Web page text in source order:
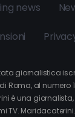
news
giornalistica
Roma, al numero
è una